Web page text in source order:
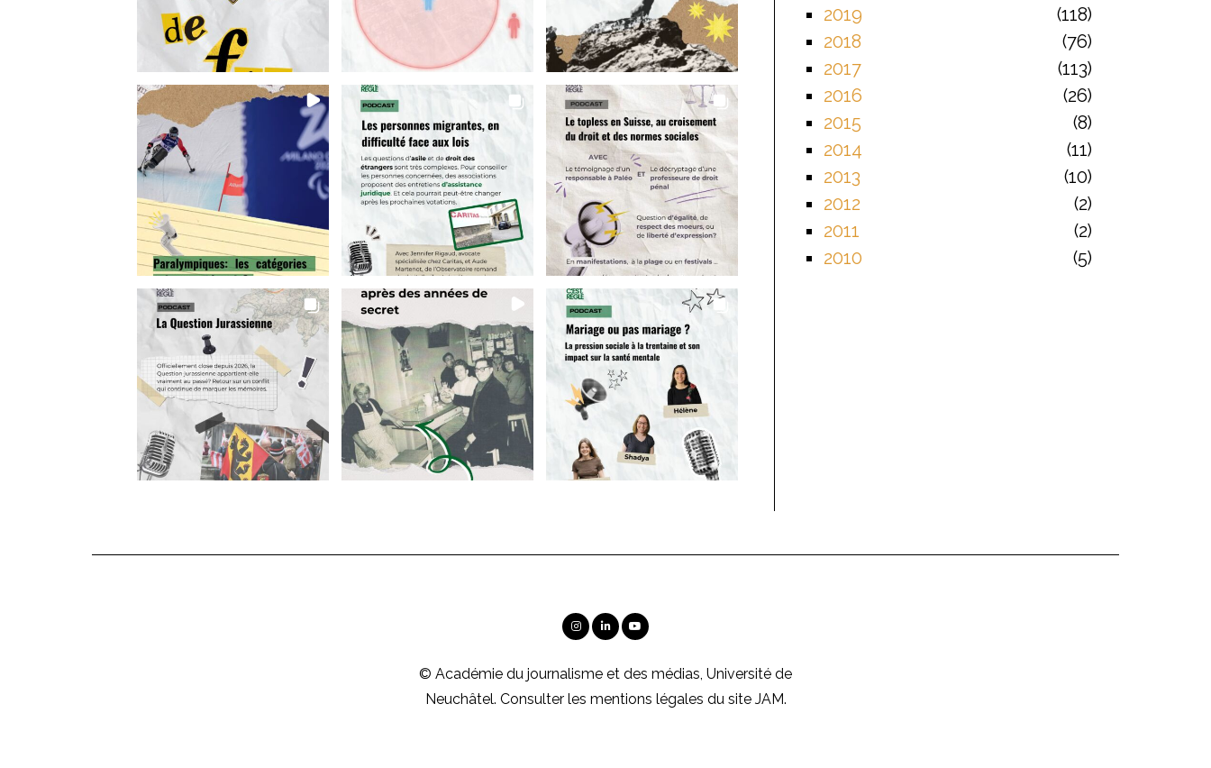
2019
118
2018
76
2017
113
2016
26
2015
8
2014
11
2013
10
2012
2
2011
2
2010
5
© Académie du journalisme et des médias, Université de
Neuchâtel. Consulter les mentions légales du site JAM.